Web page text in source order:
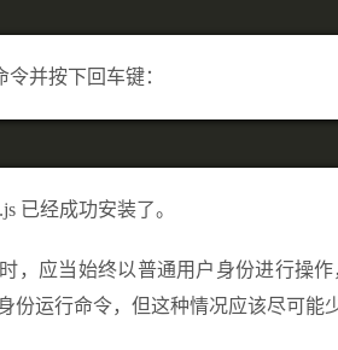
并按下回车键：
已经成功安装了。
，应当始终以普通用户身份进行操作
运行命令，但这种情况应该尽可能